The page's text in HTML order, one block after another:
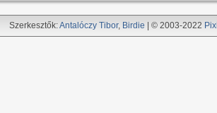
Szerkesztők:Antalóczy Tibor, Birdie | © 2003-2022